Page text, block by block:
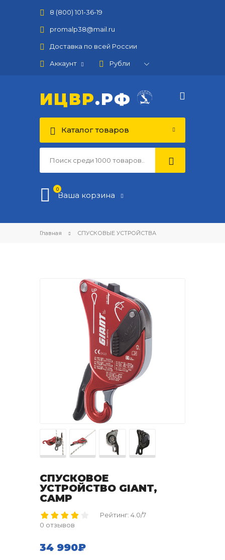
8 (800) 101-36-19
promalp38@mail.ru
Доставка по всей России
Аккаунт
ИЦВР.РФ
Каталог товаров
0
Ваша корзина
Главная СПУСКОВЫЕ УСТРОЙСТВА
СПУСКОВОЕ
УСТРОЙСТВО GIANT,
CAMP
Рейтинг: 4.0/7
0 отзывов
34 990₽